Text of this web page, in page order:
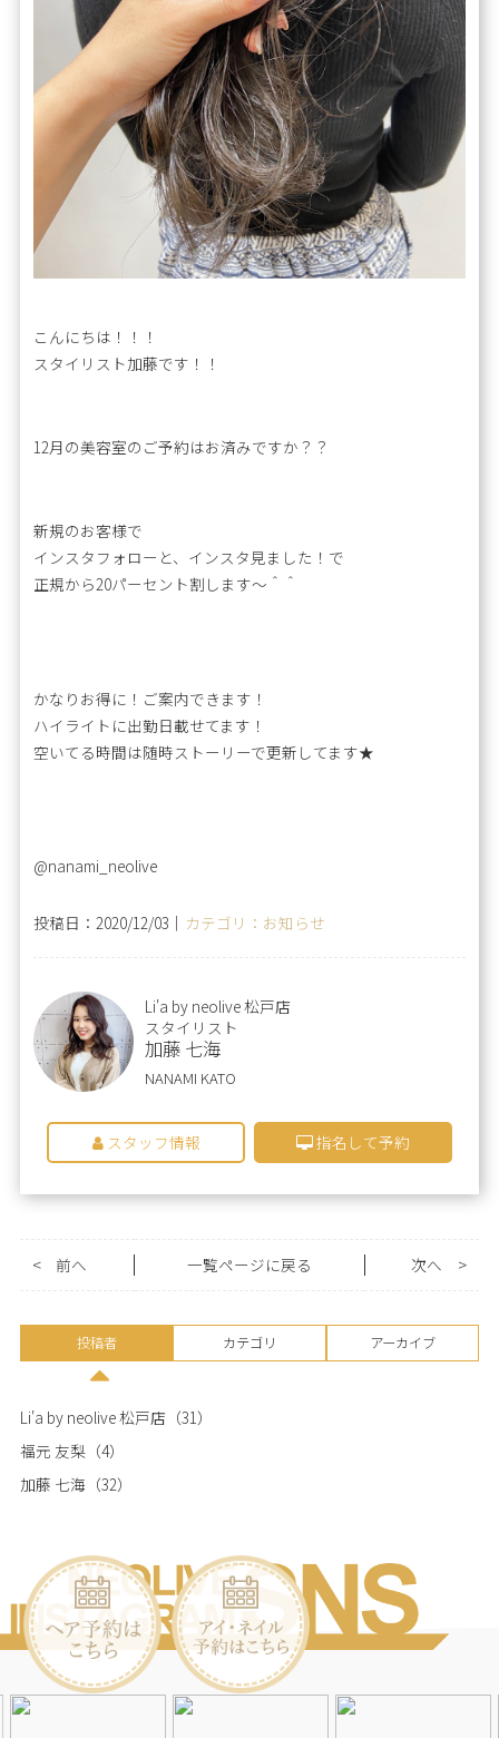
こんにちは！！！
スタイリスト加藤です！！
12月の美容室のご予約はお済みですか？？
新規のお客様で
インスタフォローと、インスタ見ました！で
正規から20パーセント割します〜＾＾
かなりお得に！ご案内できます！
ハイライトに出勤日載せてます！
空いてる時間は随時ストーリーで更新してます★
@nanami_neolive
投稿日：2020/12/03｜ カテゴリ：お知らせ
Li'a by neolive 松戸店
スタイリスト
加藤 七海
NANAMI KATO
スタッフ情報 指名して予約
< 前へ 一覧ページに戻る >
次へ
投稿者 カテゴリ アーカイブ
Li'a by neolive 松戸店 （31）
福元 友梨（4）
加藤 七海 （32）